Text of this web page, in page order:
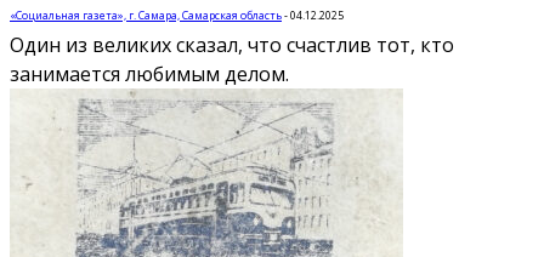
«Социальная газета», г. Самара, Самарская область-04.12.2025
Один из великих сказал, что счастлив тот, кто
занимается любимым делом.